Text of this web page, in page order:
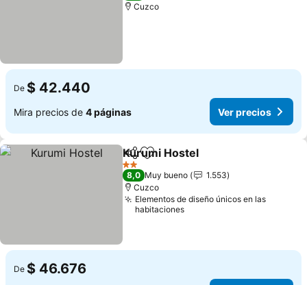
Cuzco
De $ 42.440
Mira precios de 4 páginas Ver precios
CompartirAgregar a favoritos
Kurumi Hostel
2 Estrellas
8,0 Muy bueno
1.553
Cuzco
Elementos de diseño únicos en las
habitaciones
De $ 46.676